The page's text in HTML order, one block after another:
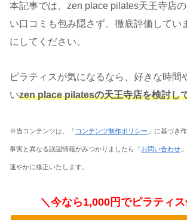
本記事では、zen place pilates天王寺店
い口コミも包み隠さず、徹底評価してい
にしてください。
ピラティスが気になるなら、好きな時間
いzen place pilatesの天王寺店を検討し
※当コンテンツは、「 コンテンツ制作ポリシー 」に基づき
事実と異なる誤認情報がみつかりましたら「お問い合わせ
速やかに修正いたします。
＼今なら1,000円でピラティ